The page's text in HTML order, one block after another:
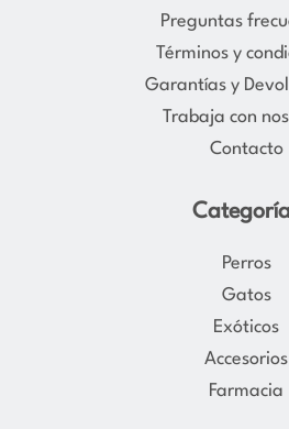
r
a
m
o
k
Preguntas
Términos y
Garantías y
Trabaja con
Contacto
Perros
Gatos
Exóticos
Accesorios
Farmacia